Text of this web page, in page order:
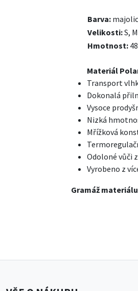
Barva:
Velikosti:S,
Hmotnost:
Materiál
Transport
Dokonalá
Vysoce
Nizká
Mřížková
Odoloné vůči
Vyrobeno z
Gramáž